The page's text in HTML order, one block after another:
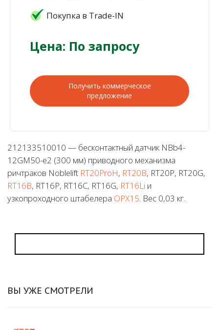
Покупка в Trade-IN
Цена: По запросу
Получить коммерческое
предложение
212133510010 — бесконтактный датчик NBb4-
12GM50-e2 (300 мм) приводного механизма
ричтраков Noblelift RT20ProH, RT20B, RT20P, RT20G,
RT16B, RT16P, RT16C, RT16G, RT16Li и
узкопроходного штабелера OPX15. Вес 0,03 кг.
ВЫ УЖЕ СМОТРЕЛИ